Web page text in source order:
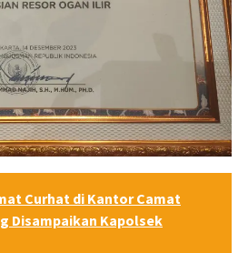
Curhat di Kantor Camat
Disampaikan Kapolsek